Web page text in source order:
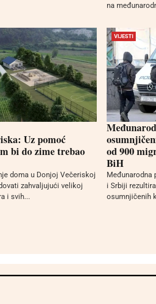
na
Uz pomoć
bi do zime trebao
doma u Donjoj Večeriskoj
zahvaljujući velikoj
i svih...
VIJESTI
od 900
BiH
i Srbiji
osumnjičenih